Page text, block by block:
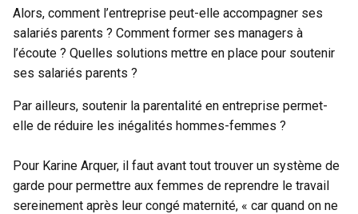
Alors, comment l’entreprise peut-elle accompagner ses
salariés parents ? Comment former ses managers à
l’écoute ? Quelles solutions mettre en place pour soutenir
ses salariés parents ?
Par ailleurs, soutenir la parentalité en entreprise permet-
elle de réduire les inégalités hommes-femmes ?
Pour Karine Arquer, il faut avant tout trouver un système de
garde pour permettre aux femmes de reprendre le travail
sereinement après leur congé maternité, « car quand on ne